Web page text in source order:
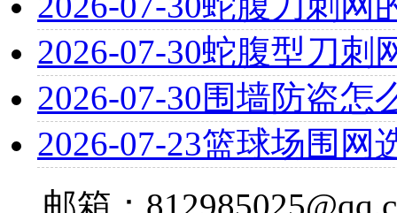
2026-07-30蛇腹型刀刺
2026-07-30围墙防盗怎
2026-07-23篮球场围网
邮箱：